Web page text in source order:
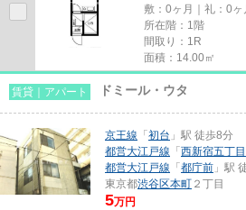
敷：0ヶ月｜礼：0ヶ
所在階：1階
間取り：1R
面積：14.00㎡
賃貸｜アパート ドミール・ウタ
京王線 「 初台 」駅 徒歩8分
都営大江戸線 「 西新宿五丁目
都営大江戸線 「 都庁前 」駅
東京都渋谷区本町 ２丁目
5万円